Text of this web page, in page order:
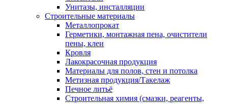
Унитазы, инсталляции
Строительные материалы
Металлопрокат
Герметики, монтажная пена, очистители
пены, клеи
Кровля
Лакокрасочная продукция
Материалы для полов, стен и потолка
Метизная продукция/Такелаж
Печное литьё
Строительная химия (смазки, реагенты,